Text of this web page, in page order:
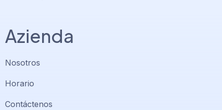
Azienda
Nosotros
Horario
Contáctenos